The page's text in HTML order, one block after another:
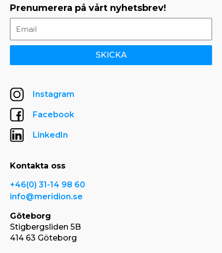
Kontakta oss
+46(0) 31-14 98 60
info@meridion.se
Göteborg
Stigbergsliden 5B
414 63 Göteborg
Prenumerera på vårt nyhetsbrev!
SKICKA
Instagram
Facebook
LinkedIn